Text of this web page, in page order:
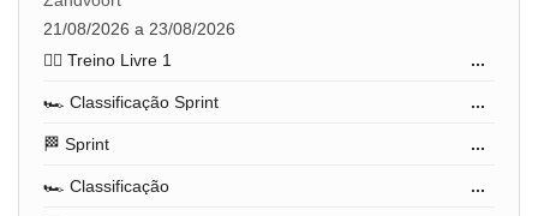
21/08/2026 a 23/08/2026
🏋️‍♂️ Treino Livre 1
...
🏎️ Classificação Sprint ...
🏁 Sprint ...
🏎️ Classificação ...